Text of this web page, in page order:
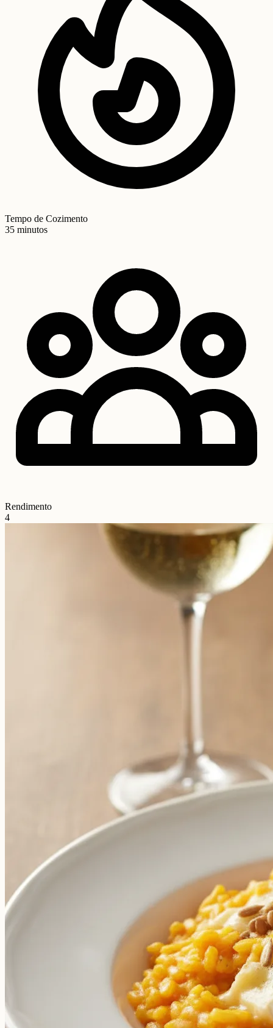
Tempo de Cozimento
35 minutos
Rendimento
4